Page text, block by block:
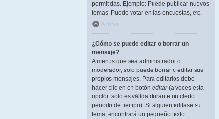
permitidas. Ejemplo: Puede publicar nuevos
temas, Puede votar en las encuestas, etc.
Arriba
¿Cómo se puede editar o borrar un
mensaje?
A menos que sea administrador o
moderador, solo puede borrar o editar sus
propios mensajes. Para editarlos debe
hacer clic en en botón editar(a veces esta
opción solo es válida durante un cierto
periodo de tiempo). Si alguien editase su
tema, encontrará un pequeño texto